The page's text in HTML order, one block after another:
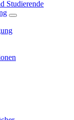
Studierende